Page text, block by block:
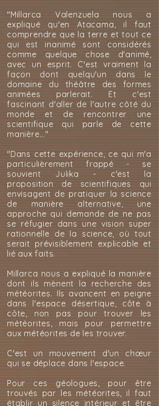
"Millarca Valenzuela nous a
expliqué qu'en Atacama, il faut
comprendre que la terre et tout ce
qui est inanimé sont considérés
comme quelque chose d'animé,
avec un esprit. C'est vraiment la
façon dont quelqu'un dans le
domaine du théâtre des formes
animées parlerait. Et c'est
fascinant d'aller de l'autre côté du
monde et de rencontrer une
scientifique qui parle de cette
manière..."
"Dans cette expérience, ce qui m'a
particulièrement frappé - se
souvient Julika - c'est la
proposition de scientifiques qui
envisagent de pratiquer la science
de manière alternative, une
approche qui demande de ne pas
se réfugier dans une vision super
rationnelle de la science, où tout
serait prévisiblement explicable et
lié aux faits.
Millarca nous a expliqué la manière
dont ils mènent la recherche des
météorites. Ils avancent en peigne
dans l'espace désertique, côte à
côte, non pas pour trouver les
météorites, mais pour permettre
aux météorites de les trouver.
C'est un mouvement d'un chœur
qui se déplace dans l'espace.
Pour ces géologues, pour être
trouvés par les météorites, il faut
établir un silence intérieur et être